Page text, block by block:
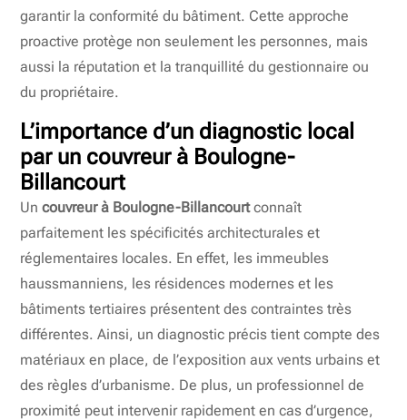
garantir la conformité du bâtiment. Cette approche
proactive protège non seulement les personnes, mais
aussi la réputation et la tranquillité du gestionnaire ou
du propriétaire.
L’importance d’un diagnostic local
par un couvreur à Boulogne-
Billancourt
Uncouvreur à Boulogne-Billancourtconnaît
parfaitement les spécificités architecturales et
réglementaires locales. En effet, les immeubles
haussmanniens, les résidences modernes et les
bâtiments tertiaires présentent des contraintes très
différentes. Ainsi, un diagnostic précis tient compte des
matériaux en place, de l’exposition aux vents urbains et
des règles d’urbanisme. De plus, un professionnel de
proximité peut intervenir rapidement en cas d’urgence,